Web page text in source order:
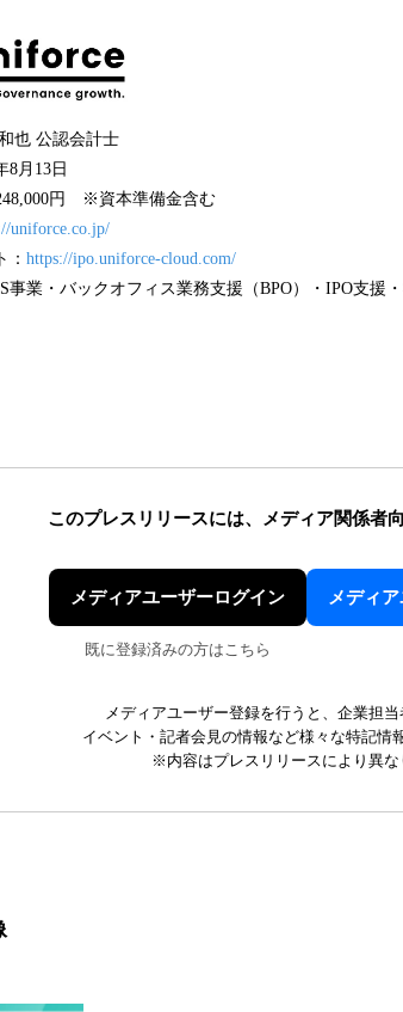
也 公認会計士
8月13日
円 ※資本準備金含む
uniforce.co.jp/
： https://ipo.uniforce-cloud.com/
事業・バックオフィス業務支援（BPO）・IPO支援
このプレスリリースには、 メディア関係者
メディアユーザーログイン
既に登録済みの方はこちら
メディ
メディアユーザー登録を行うと、企業担当
イベント・記者会見の情報など様々な特記情
※内容はプレスリリースにより異な